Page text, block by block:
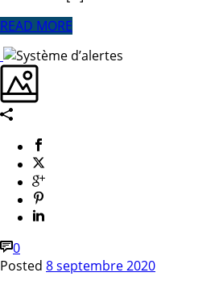
READ MORE
0
Posted 8 septembre 2020